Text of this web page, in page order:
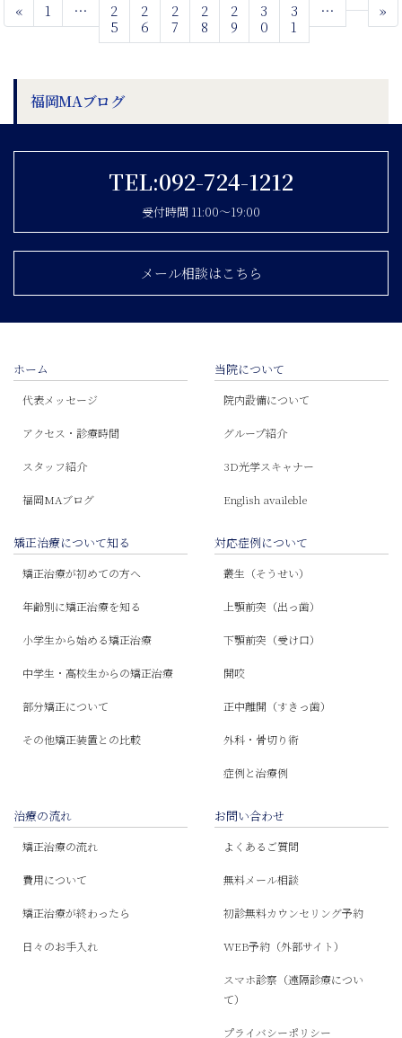
« 1 …
2
5
2
6
2
7
2
8 （現在位置）
2
9
3
0
3
1
… »
福岡MAブログ
TEL:092-724-1212
受付時間 11:00〜19:00
メール相談はこちら
ホーム
代表メッセージ
アクセス・診療時間
スタッフ紹介
福岡MAブログ
当院について
院内設備について
グループ紹介
3D光学スキャナー
English availeble
矯正治療について知る
矯正治療が初めての方へ
年齢別に矯正治療を知る
小学生から始める矯正治療
中学生・高校生からの矯正治療
部分矯正について
その他矯正装置との比較
対応症例について
叢生（そうせい）
上顎前突（出っ歯）
下顎前突（受け口）
開咬
正中離開（すきっ歯）
外科・骨切り術
症例と治療例
治療の流れ
矯正治療の流れ
費用について
矯正治療が終わったら
日々のお手入れ
お問い合わせ
よくあるご質問
無料メール相談
初診無料カウンセリング予約
WEB予約（外部サイト）
スマホ診察（遠隔診療につい
て）
プライバシーポリシー